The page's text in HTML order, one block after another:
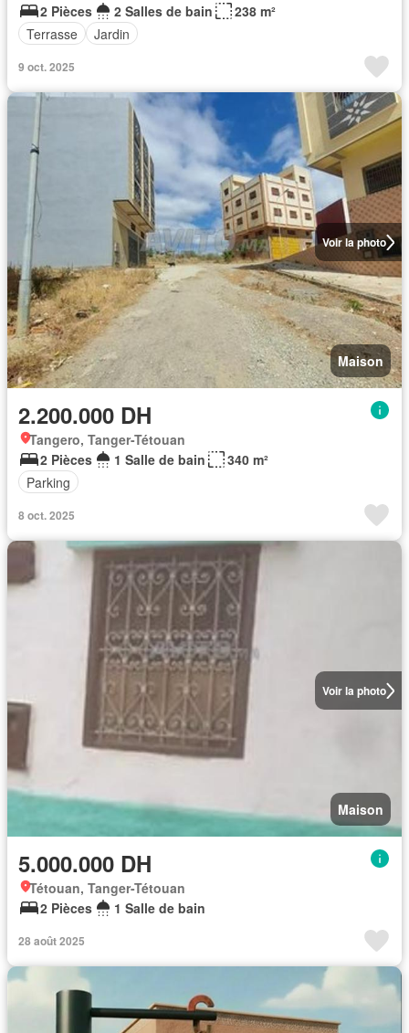
2 Pièces 2 Salles de bain
238 m²
Terrasse
Jardin
9 oct. 2025
Voir la photo
Maison
2.200.000 DH
Tangero, Tanger-Tétouan
2 Pièces
1 Salle de bain
340 m²
Parking
8 oct. 2025
Voir la photo
Maison
5.000.000 DH
Tétouan, Tanger-Tétouan
2 Pièces
1 Salle de bain
28 août 2025